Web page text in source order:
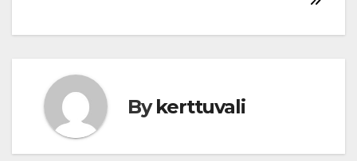
Bykerttuvali